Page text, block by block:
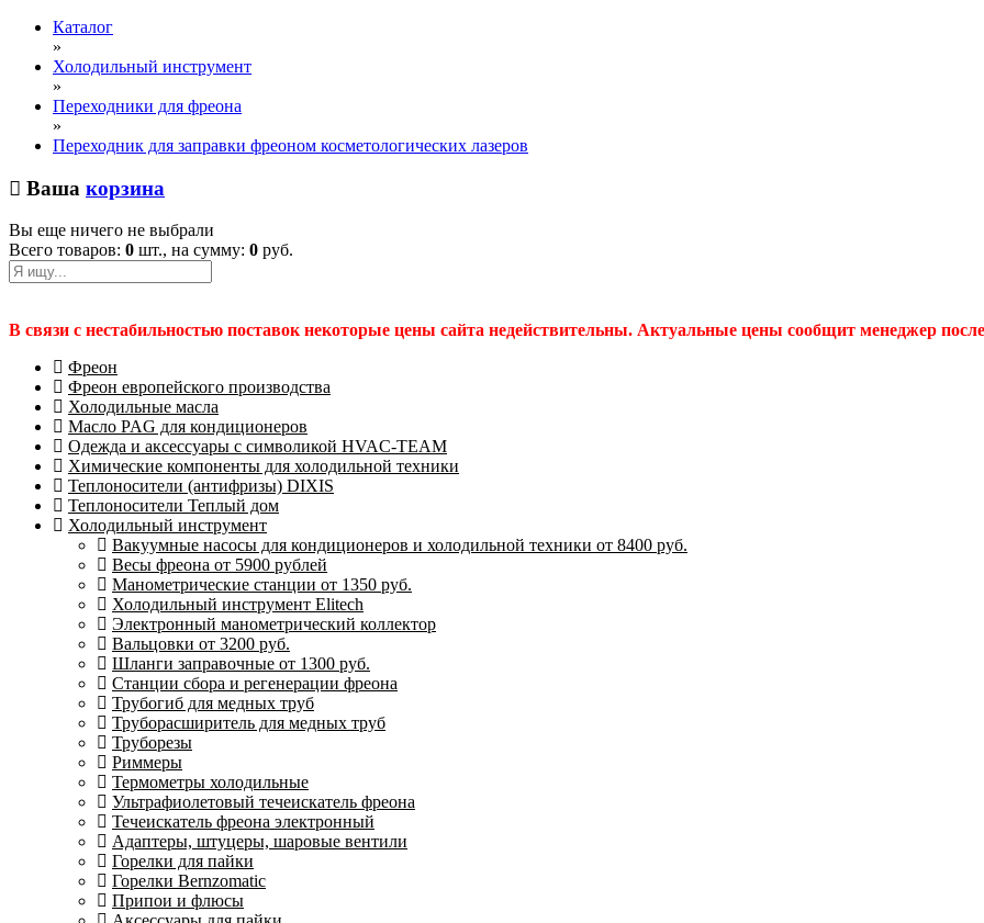
Каталог
»
Холодильный инструмент
»
Переходники для фреона
»
Переходник для заправки фреоном косметологических лазеров
Ваша корзина
Вы еще ничего не выбрали
Всего товаров: 0 шт., на сумму: 0 руб.
В связи с нестабильностью поставок некоторые цены сайта недействительны. Актуальные цены сообщит менеджер
Фреон
Фреон европейского производства
Холодильные масла
Масло PAG для кондиционеров
Одежда и аксессуары с символикой HVAC-TEAM
Химические компоненты для холодильной техники
Теплоносители (антифризы) DIXIS
Теплоносители Теплый дом
Холодильный инструмент
Вакуумные насосы для кондиционеров и холодильной техники от 8400 руб.
Весы фреона от 5900 рублей
Манометрические станции от 1350 руб.
Холодильный инструмент Elitech
Электронный манометрический коллектор
Вальцовки от 3200 руб.
Шланги заправочные от 1300 руб.
Станции сбора и регенерации фреона
Трубогиб для медных труб
Труборасширитель для медных труб
Труборезы
Риммеры
Термометры холодильные
Ультрафиолетовый течеискатель фреона
Течеискатель фреона электронный
Адаптеры, штуцеры, шаровые вентили
Горелки для пайки
Горелки Bernzomatic
Припои и флюсы